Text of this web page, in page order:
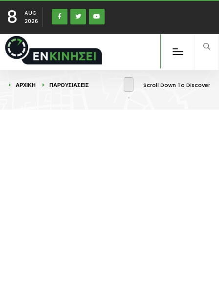
8
AUG
2026
ΑΡΧΙΚΉ ΠΑΡΟΥΣΙΑΣΕΙΣ Scroll Down To Discover